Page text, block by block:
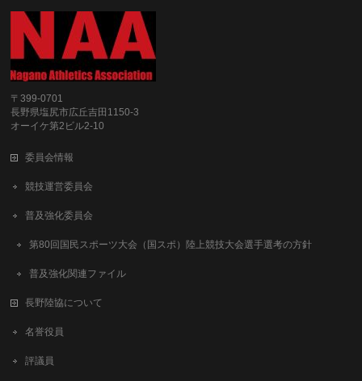
〒399-0701
長野県塩尻市広丘吉田1150-3
オーイケ第2ビル2-10
委員会情報
競技運営委員会
普及強化委員会
第80回国民スポーツ大会（国スポ）陸上競技大会選手選考の方針
普及強化関連ファイル
長野陸協について
名誉役員
評議員